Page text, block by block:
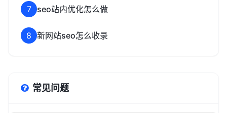
7 seo站内优化怎么做
8 新网站seo怎么收录
常见问题